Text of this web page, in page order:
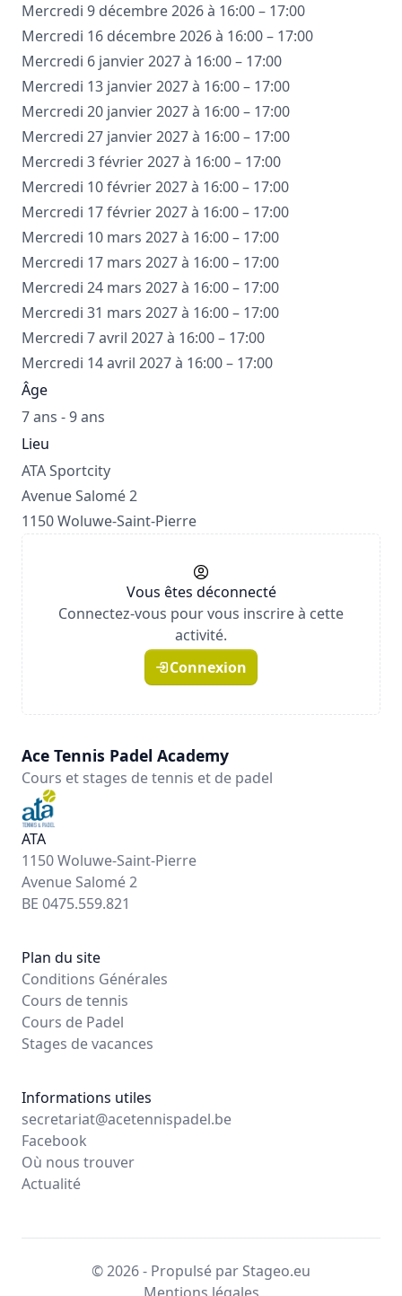
Mercredi 9 décembre 2026 à 16:00 – 17:00
Mercredi 16 décembre 2026 à 16:00 – 17:00
Mercredi 6 janvier 2027 à 16:00 – 17:00
Mercredi 13 janvier 2027 à 16:00 – 17:00
Mercredi 20 janvier 2027 à 16:00 – 17:00
Mercredi 27 janvier 2027 à 16:00 – 17:00
Mercredi 3 février 2027 à 16:00 – 17:00
Mercredi 10 février 2027 à 16:00 – 17:00
Mercredi 17 février 2027 à 16:00 – 17:00
Mercredi 10 mars 2027 à 16:00 – 17:00
Mercredi 17 mars 2027 à 16:00 – 17:00
Mercredi 24 mars 2027 à 16:00 – 17:00
Mercredi 31 mars 2027 à 16:00 – 17:00
Mercredi 7 avril 2027 à 16:00 – 17:00
Mercredi 14 avril 2027 à 16:00 – 17:00
Âge
7 ans - 9 ans
Lieu
ATA Sportcity
Avenue Salomé 2
1150 Woluwe-Saint-Pierre
Vous êtes déconnecté
Connectez-vous pour vous inscrire à cette
activité.
Connexion
Ace Tennis Padel Academy
Cours et stages de tennis et de padel
ATA
1150 Woluwe-Saint-Pierre
Avenue Salomé 2
BE 0475.559.821
Plan du site
Conditions Générales
Cours de tennis
Cours de Padel
Stages de vacances
Informations utiles
secretariat@acetennispadel.be
Facebook
Où nous trouver
Actualité
© 2026 - Propulsé par Stageo.eu